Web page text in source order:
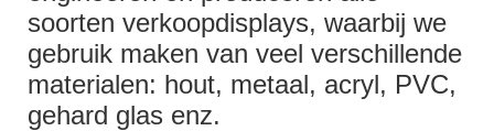
soorten verkoopdisplays, waarbij we
gebruik maken van veel verschillende
materialen: hout, metaal, acryl, PVC,
gehard glas enz.